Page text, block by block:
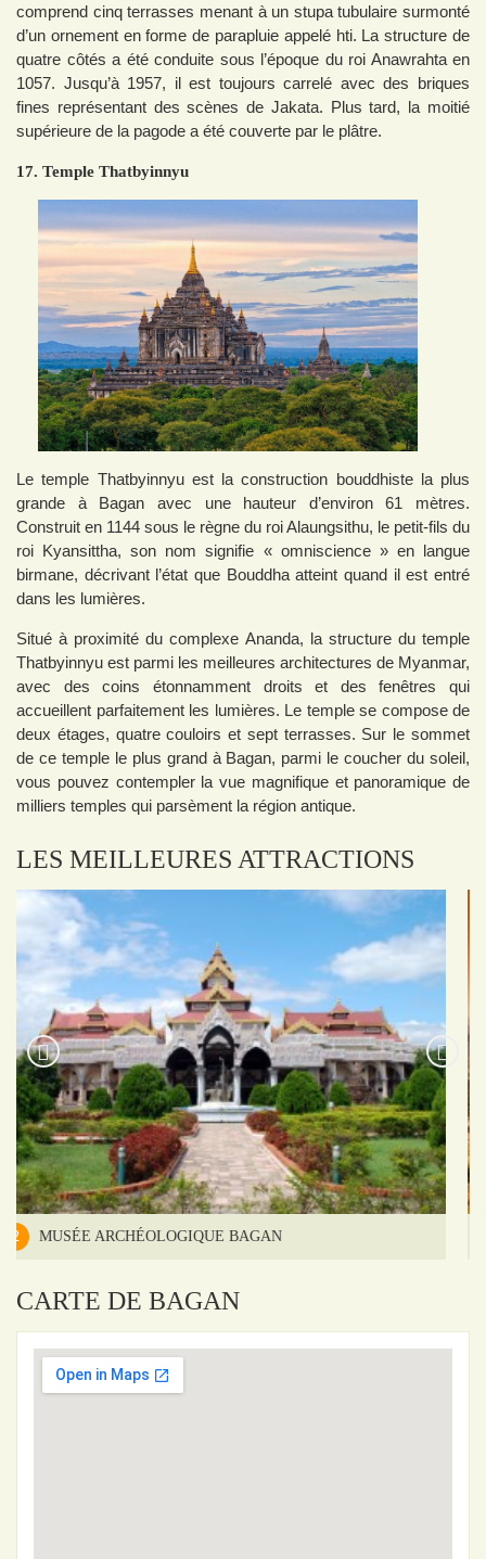
comprend cinq terrasses menant à un stupa tubulaire surmonté
d’un ornement en forme de parapluie appelé hti. La structure de
quatre côtés a été conduite sous l’époque du roi Anawrahta en
1057. Jusqu’à 1957, il est toujours carrelé avec des briques
fines représentant des scènes de Jakata. Plus tard, la moitié
supérieure de la pagode a été couverte par le plâtre.
17. Temple Thatbyinnyu
Le temple Thatbyinnyu est la construction bouddhiste la plus
grande à Bagan avec une hauteur d’environ 61 mètres.
Construit en 1144 sous le règne du roi Alaungsithu, le petit-fils du
roi Kyansittha, son nom signifie « omniscience » en langue
birmane, décrivant l’état que Bouddha atteint quand il est entré
dans les lumières.
Situé à proximité du complexe Ananda, la structure du temple
Thatbyinnyu est parmi les meilleures architectures de Myanmar,
avec des coins étonnamment droits et des fenêtres qui
accueillent parfaitement les lumières. Le temple se compose de
deux étages, quatre couloirs et sept terrasses. Sur le sommet
de ce temple le plus grand à Bagan, parmi le coucher du soleil,
vous pouvez contempler la vue magnifique et panoramique de
milliers temples qui parsèment la région antique.
LES MEILLEURES ATTRACTIONS
3 TEMPLE DHAMMAYANGYI
CARTE DE BAGAN